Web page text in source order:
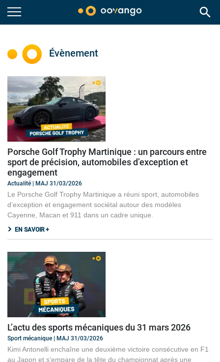
search
Évènement
Porsche Golf Trophy Martinique : un parcours entre
sport de précision, automobiles d’exception et
engagement
Actualité | MAJ 31/03/2026
Le Porsche Golf Trophy Martinique a réuni sport, automobiles
d’exception et engagement sociétal autour des modèles
Cayenne, Macan et 911 dans un cadre unique.
EN SAVOIR +
L’actu des sports mécaniques du 31 mars 2026
Sport mécanique | MAJ 31/03/2026
Kimi Antonelli enchaîne une deuxième victoire consécutive en F1
au Japon et s’empare de la tête du championnat après une